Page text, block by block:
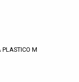
PLASTICO M